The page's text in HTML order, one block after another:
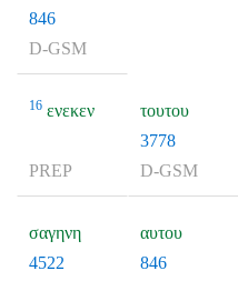
846
D-GSM
16 ενεκεν
PREP
τουτου
3778
D-GSM
σαγηνη
4522
αυτου
846